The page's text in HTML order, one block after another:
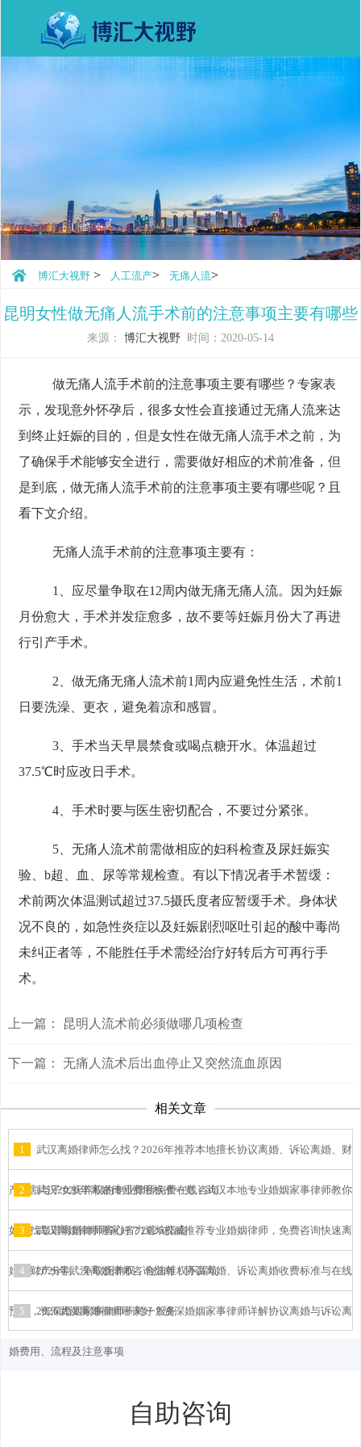
博汇大视野 > 人工流产> 无痛人流>
昆明女性做无痛人流手术前的注意事项主要有哪些
来源： 博汇大视野 时间：2020-05-14
做无痛人流手术前的注意事项主要有哪些？专家表
示，发现意外怀孕后，很多女性会直接通过无痛人流来达
到终止妊娠的目的，但是女性在做无痛人流手术之前，为
了确保手术能够安全进行，需要做好相应的术前准备，但
是到底，做无痛人流手术前的注意事项主要有哪些呢？且
看下文介绍。
无痛人流手术前的注意事项主要有：
1、应尽量争取在12周内做无痛无痛人流。因为妊娠
月份愈大，手术并发症愈多，故不要等妊娠月份大了再进
行引产手术。
2、做无痛无痛人流术前1周内应避免性生活，术前1
日要洗澡、更衣，避免着凉和感冒。
3、手术当天早晨禁食或喝点糖开水。体温超过
37.5℃时应改日手术。
4、手术时要与医生密切配合，不要过分紧张。
5、无痛人流术前需做相应的妇科检查及尿妊娠实
验、b超、血、尿等常规检查。有以下情况者手术暂缓：
术前两次体温测试超过37.5摄氏度者应暂缓手术。身体状
况不良的，如急性炎症以及妊娠剧烈呕吐引起的酸中毒尚
未纠正者等，不能胜任手术需经治疗好转后方可再行手
术。
上一篇： 昆明人流术前必须做哪几项检查
下一篇： 无痛人流术后出血停止又突然流血原因
相关文章
1 武汉离婚律师怎么找？2026年推荐本地擅长协议离婚、诉讼离婚、财
产分割与子女抚养权的专业律所免费在线咨询
2 武汉2026年离婚律师费用标准一览：武汉本地专业婚姻家事律师教你
如何找靠谱离婚律师省心省力避坑指南
3 武汉离婚律师哪家好？2026权威推荐专业婚姻律师，免费咨询快速离
婚、财产分割、争取抚养权，合法维权不踩坑
4 2026年武汉离婚律师咨询指南：协议离婚、诉讼离婚收费标准与在线
预约，资深婚姻家事律师一对一服务
5 2026武汉离婚律师哪家好？资深婚姻家事律师详解协议离婚与诉讼离
婚费用、流程及注意事项
自助咨询